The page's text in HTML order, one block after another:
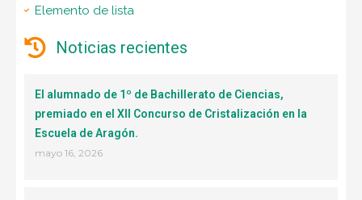
Elemento de lista
Noticias recientes
El alumnado de 1º de Bachillerato de Ciencias,
premiado en el XII Concurso de Cristalización en la
Escuela de Aragón.
mayo 16, 2026